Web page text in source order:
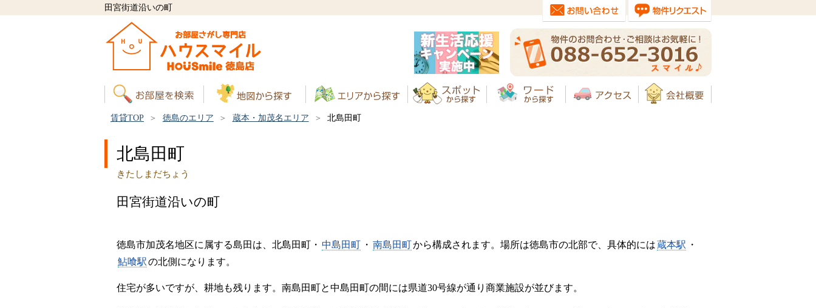
田宮街道沿いの町
賃貸TOP 徳島のエリア 蔵本・加茂名エリア 北島田町
北島田町
きたしまだちょう
田宮街道沿いの町
徳島市加茂名地区に属する島田は、北島田町・ 中島田町 ・ 南島田町から構成されます。場所は徳島市の北部で、具体的には蔵本駅 ・
鮎喰駅の北側になります。
住宅が多いですが、耕地も残ります。南島田町と中島田町の間には県道30号線が通り商業施設が並びます。